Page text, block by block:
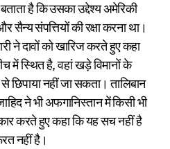
है कि उसका उद्देश्य अमेरिकी
सैन्य संपत्तियों की रक्षा करना था।
ने दावों को खारिज करते हुए कहा
में स्थित है, वहां खड़े विमानों के
छिपाया नहीं जा सकता। तालिबान
ने भी अफगानिस्तान में किसी भी
करते हुए कहा कि यह सच नहीं है
नहीं है।